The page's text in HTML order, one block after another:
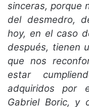
sinceras, porque
del desmedro,
hoy, en el caso
después, tienen
que nos
estar
adquiridos por
Gabriel Boric, y